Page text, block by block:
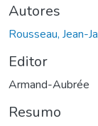
Autores
Rousseau, Jean-
Editor
Armand-Aubrée
Resumo